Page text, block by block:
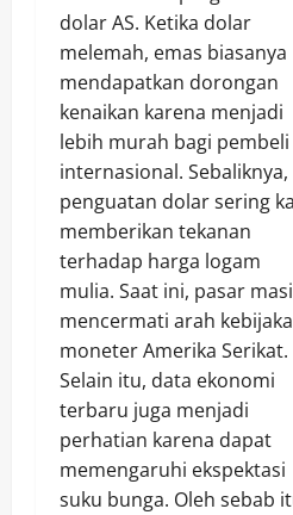
dolar AS. Ketika dolar
melemah, emas biasanya
mendapatkan dorongan
kenaikan karena menjadi
lebih murah bagi pembeli
internasional. Sebaliknya,
penguatan dolar sering
memberikan tekanan
terhadap harga logam
mulia. Saat ini, pasar
mencermati arah
moneter Amerika Serikat.
Selain itu, data ekonomi
terbaru juga menjadi
perhatian karena dapat
memengaruhi ekspektasi
suku bunga. Oleh sebab